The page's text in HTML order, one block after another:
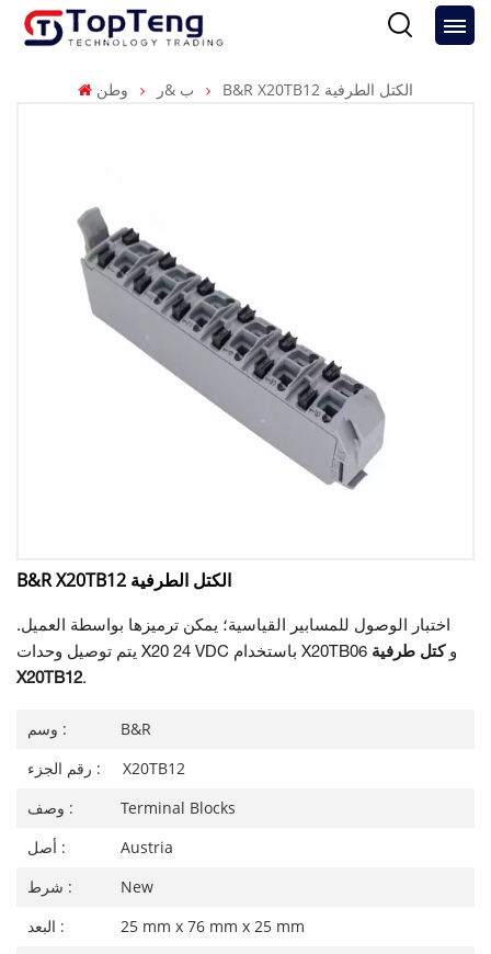
وطن ب &ر B&R X20TB12 الكتل الطرفية
B&R X20TB12 الكتل الطرفية
اختبار الوصول للمسابير القياسية؛ يمكن ترميزها بواسطة العميل.
يتم توصيل وحدات X20 24 VDC باستخدام X20TB06 و كتل طرفية
X20TB12.
وسم :
B&R
رقم الجزء :
X20TB12
وصف :
Terminal Blocks
أصل :
Austria
شرط :
New
البعد :
25 mm x 76 mm x 25 mm